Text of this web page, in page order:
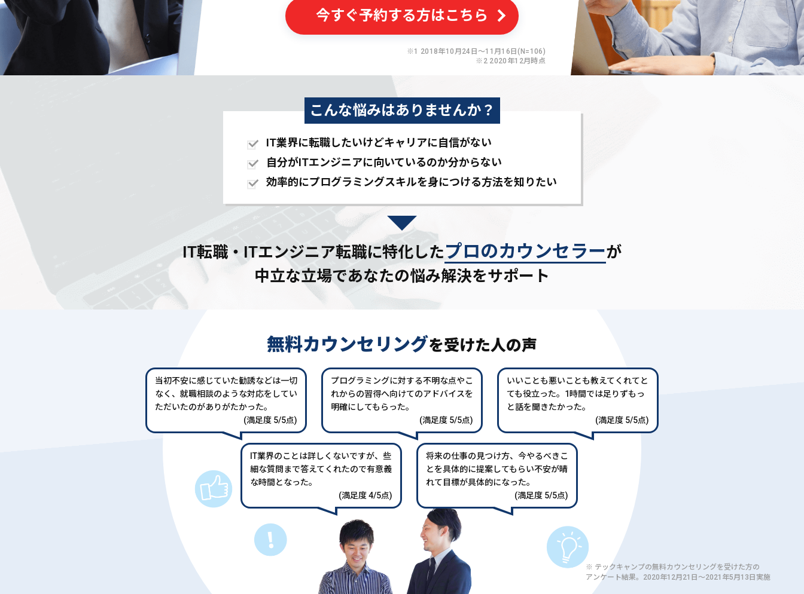
今すぐ予約する方はこちら
※1 2018年10月24日〜11月16日(N=106)
※2 2020年12月時点
こんな悩みはありませんか？
IT業界に転職したいけどキャリアに自信がない
自分がITエンジニアに向いているのか分からない
効率的にプログラミングスキルを身につける方法を知りたい
IT転職・ITエンジニア転職に特化したプロのカウンセラーが
中立な立場であなたの悩み解決をサポート
無料カウンセリングを受けた人の声
当初不安に感じていた勧誘などは一切
なく、就職相談のような対応をしてい
ただいたのがありがたかった。
(満足度 5/5点)
プログラミングに対する不明な点やこ
れからの習得へ向けてのアドバイスを
明確にしてもらった。
(満足度 5/5点)
いいことも悪いことも教えてくれてと
ても役立った。1時間では足りずもっ
と話を聞きたかった。
(満足度 5/5点)
IT業界のことは詳しくないですが、些
細な質問まで答えてくれたので有意義
な時間となった。
(満足度 4/5点)
将来の仕事の見つけ方、今やるべきこ
とを具体的に提案してもらい不安が晴
れて目標が具体的になった。
(満足度 5/5点)
※ テックキャンプの無料カウンセリングを受けた方の
アンケート結果。2020年12月21日〜2021年5月13日実施